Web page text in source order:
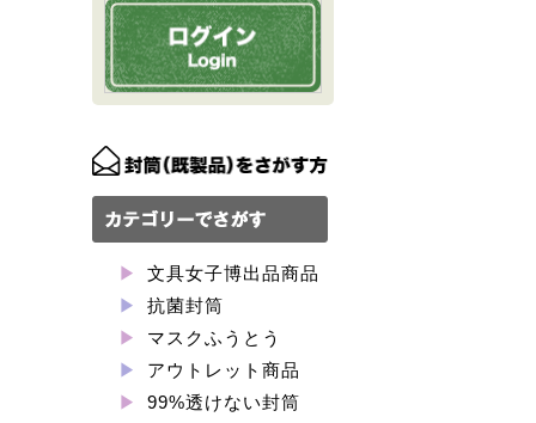
文具女子博出品商品
抗菌封筒
マスクふうとう
アウトレット商品
99%透けない封筒